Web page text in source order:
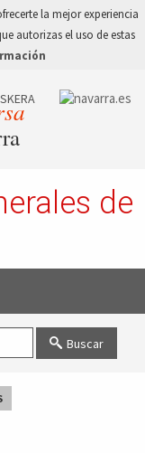
la mejor experiencia
autorizas el uso de estas
de
Buscar